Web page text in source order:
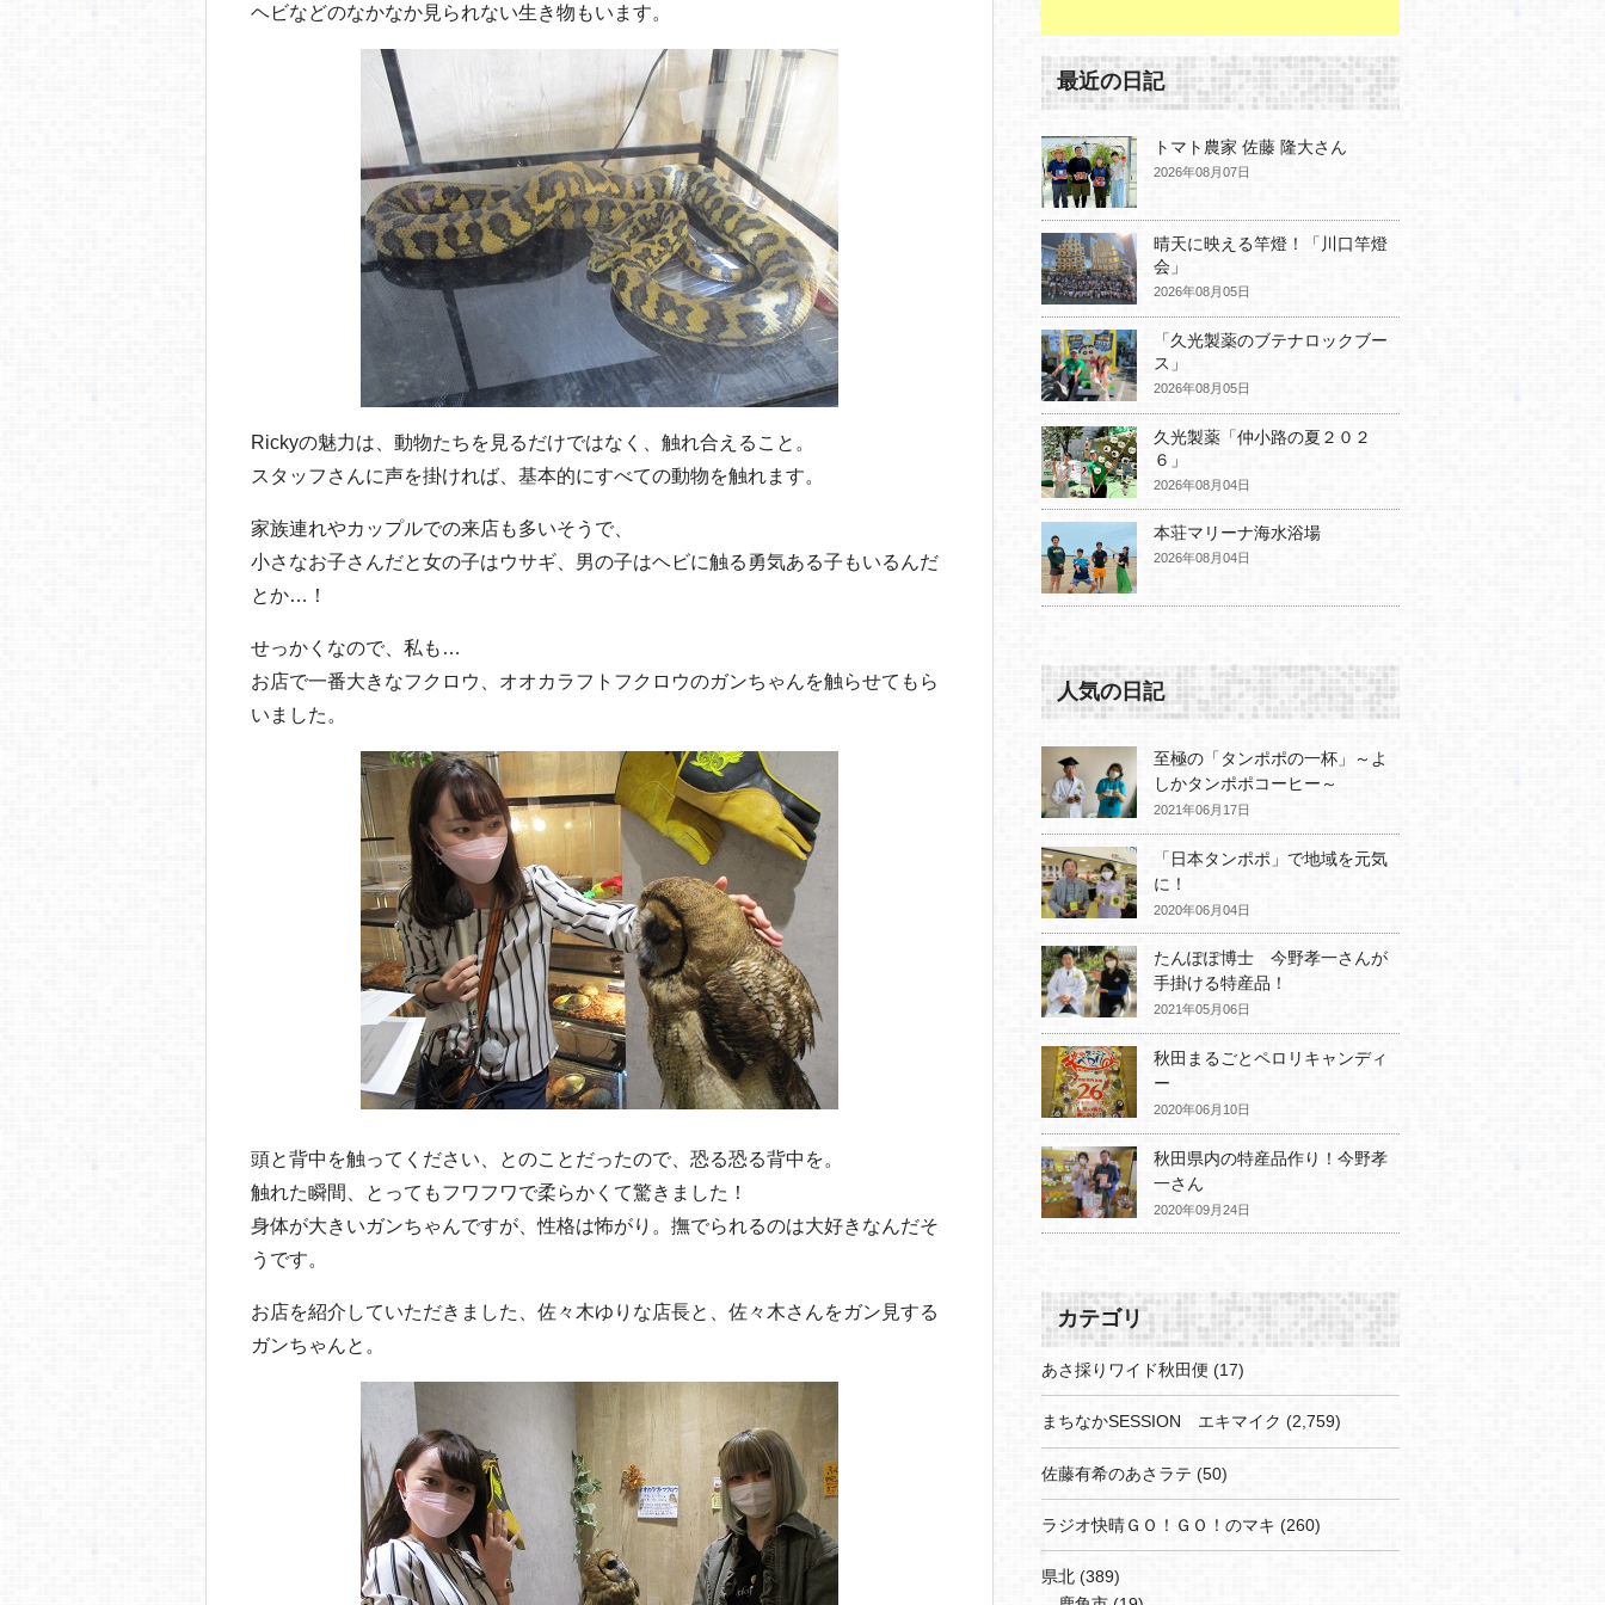
ヘビなどのなかなか見られない生き物もいます。
Rickyの魅力は、動物たちを見るだけではなく、触れ合えること。
スタッフさんに声を掛ければ、基本的にすべての動物を触れます。
家族連れやカップルでの来店も多いそうで、
小さなお子さんだと女の子はウサギ、男の子はヘビに触る勇気ある子もいるんだ
とか…！
せっかくなので、私も…
お店で一番大きなフクロウ、オオカラフトフクロウのガンちゃんを触らせてもら
いました。
頭と背中を触ってください、とのことだったので、恐る恐る背中を。
触れた瞬間、とってもフワフワで柔らかくて驚きました！
身体が大きいガンちゃんですが、性格は怖がり。撫でられるのは大好きなんだそ
うです。
お店を紹介していただきました、佐々木ゆりな店長と、佐々木さんをガン見する
ガンちゃんと。
最近の日記
トマト農家 佐藤 隆大さん
2026年08月07日
晴天に映える竿燈！「川口竿燈
会」
2026年08月05日
「久光製薬のブテナロックブー
ス」
2026年08月05日
久光製薬「仲小路の夏２０２
６」
2026年08月04日
本荘マリーナ海水浴場
2026年08月04日
人気の日記
至極の「タンポポの一杯」～よ
しかタンポポコーヒー～
2021年06月17日
「日本タンポポ」で地域を元気
に！
2020年06月04日
たんぽぽ博士 今野孝一さんが
手掛ける特産品！
2021年05月06日
秋田まるごとペロリキャンディ
ー
2020年06月10日
秋田県内の特産品作り！今野孝
一さん
2020年09月24日
カテゴリ
あさ採りワイド秋田便 (17)
まちなかSESSION エキマイク (2,759)
佐藤有希のあさラテ (50)
ラジオ快晴ＧＯ！ＧＯ！のマキ (260)
県北 (389)